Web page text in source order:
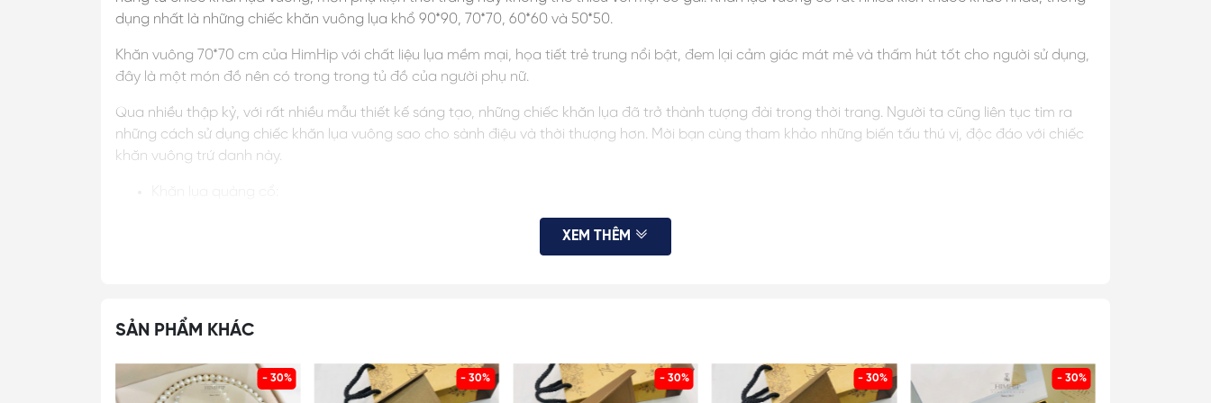
dụng nhất là những chiếc khăn vuông lụa khổ 90*90, 70*70, 60*60 và 50*50.
Khăn vuông 70*70 cm của HimHip với chất liệu lụa mềm mại, họa tiết trẻ trung nổi bật, đem lại cảm giác mát mẻ và thấm hút tốt cho người sử dụng,
đây là một món đồ nên có trong trong tủ đồ của người phụ nữ.
Qua nhiều thập kỷ, với rất nhiều mẫu thiết kế sáng tạo, những chiếc khăn lụa đã trở thành tượng đài trong thời trang. Người ta cũng liên tục tìm ra
những cách sử dụng chiếc khăn lụa vuông sao cho sành điệu và thời thượng hơn. Mời bạn cùng tham khảo những biến tấu thú vị, độc đáo với chiếc
khăn vuông trứ danh này.
Vào những ngày mùa thu mát mẻ, hay những ngày mùa đông lạnh có nắng ấm lên, những chiếc khăn lụa hình vuông được rất nhiều cô gái trên khắp
Khăn lụa buộc tóc:
còn làm tôn lên vẻ đẹp hờ hững, nữ tính và duyên dáng của phái nữ.
XEM THÊM
SẢN PHẨM KHÁC
- 30% - 30% - 30% - 30% - 30%